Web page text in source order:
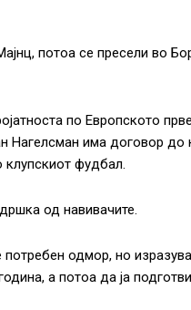
потоа се пресели во
по Европското
Нагелсман има договор до
фудбал.
од навивачите.
потребен одмор, но
а потоа да ја